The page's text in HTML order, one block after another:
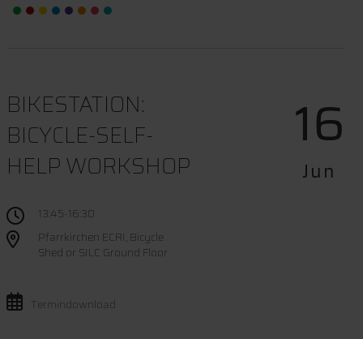
BIKESTATION:
BICYCLE-SELF-
HELP WORKSHOP
13:45-16:30
Pfarrkirchen ECRI, Bicycle
Shed or SILC Ground Floor
Termindownload
16
Jun